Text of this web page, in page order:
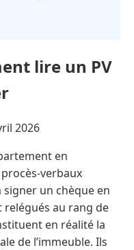
lire un PV
2026
en
verbaux
signer un chèque en
relégués au rang de
en réalité la
de l’immeuble. Ils